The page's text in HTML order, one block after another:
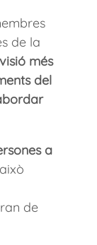
de la
més
del
a
de